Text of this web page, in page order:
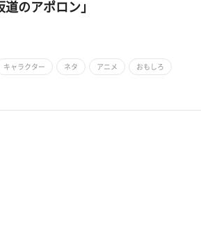
道のアポロン」
キャラクター ネタ アニメ おもしろ